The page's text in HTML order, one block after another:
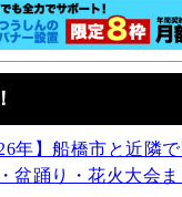
年】船橋市と近隣
盆踊り・花火大会ま